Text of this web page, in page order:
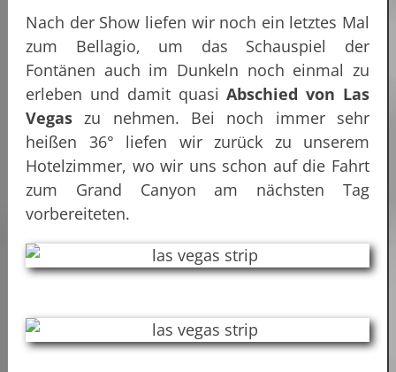
Nach der Show liefen wir noch ein letztes Mal
zum Bellagio, um das Schauspiel der
Fontänen auch im Dunkeln noch einmal zu
erleben und damit quasiAbschied von Las
Vegas zu nehmen. Bei noch immer sehr
heißen 36° liefen wir zurück zu unserem
Hotelzimmer, wo wir uns schon auf die Fahrt
zum Grand Canyon am nächsten Tag
vorbereiteten.